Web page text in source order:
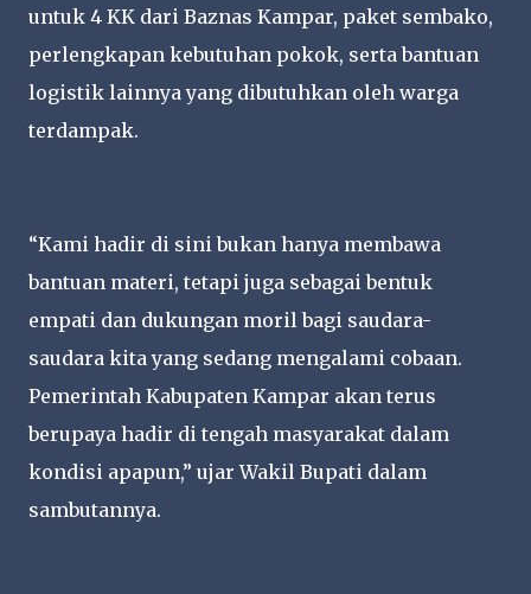
untuk 4 KK dari Baznas Kampar, paket sembako,
perlengkapan kebutuhan pokok, serta bantuan
logistik lainnya yang dibutuhkan oleh warga
terdampak.
“Kami hadir di sini bukan hanya membawa
bantuan materi, tetapi juga sebagai bentuk
empati dan dukungan moril bagi saudara-
saudara kita yang sedang mengalami cobaan.
Pemerintah Kabupaten Kampar akan terus
berupaya hadir di tengah masyarakat dalam
kondisi apapun,” ujar Wakil Bupati dalam
sambutannya.